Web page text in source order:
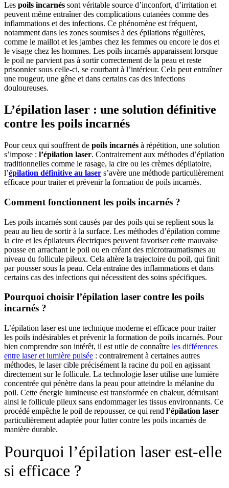
Les poils incarnés sont véritable source d’inconfort, d’irritation et
peuvent même entraîner des complications cutanées comme des
inflammations et des infections. Ce phénomène est fréquent,
notamment dans les zones soumises à des épilations régulières,
comme le maillot et les jambes chez les femmes ou encore le dos et
le visage chez les hommes. Les poils incarnés apparaissent lorsque
le poil ne parvient pas à sortir correctement de la peau et reste
prisonnier sous celle-ci, se courbant à l’intérieur. Cela peut entraîner
une rougeur, une gêne et dans certains cas des infections
douloureuses.
L’épilation laser : une solution définitive
contre les poils incarnés
Pour ceux qui souffrent de poils incarnés à répétition, une solution
s’impose : l’épilation laser. Contrairement aux méthodes d’épilation
traditionnelles comme le rasage, la cire ou les crèmes dépilatoire,
l’épilation définitive au laser s’avère une méthode particulièrement
efficace pour traiter et prévenir la formation de poils incarnés.
Comment fonctionnent les poils incarnés ?
Les poils incarnés sont causés par des poils qui se replient sous la
peau au lieu de sortir à la surface. Les méthodes d’épilation comme
la cire et les épilateurs électriques peuvent favoriser cette mauvaise
pousse en arrachant le poil ou en créant des microtraumatismes au
niveau du follicule pileux. Cela altère la trajectoire du poil, qui finit
par pousser sous la peau. Cela entraîne des inflammations et dans
certains cas des infections qui nécessitent des soins spécifiques.
Pourquoi choisir l’épilation laser contre les poils
incarnés ?
L’épilation laser est une technique moderne et efficace pour traiter
les poils indésirables et prévenir la formation de poils incarnés. Pour
bien comprendre son intérêt, il est utile de connaître les différences
entre laser et lumière pulsée : contrairement à certaines autres
méthodes, le laser cible précisément la racine du poil en agissant
directement sur le follicule. La technologie laser utilise une lumière
concentrée qui pénètre dans la peau pour atteindre la mélanine du
poil. Cette énergie lumineuse est transformée en chaleur, détruisant
ainsi le follicule pileux sans endommager les tissus environnants. Ce
procédé empêche le poil de repousser, ce qui rend l’épilation laser
particulièrement adaptée pour lutter contre les poils incarnés de
manière durable.
Pourquoi l’épilation laser est-elle
si efficace ?